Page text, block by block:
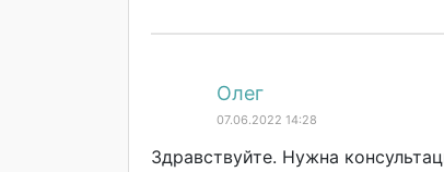
Олег
07.06.2022 14:28
Здравствуйте. Нужна